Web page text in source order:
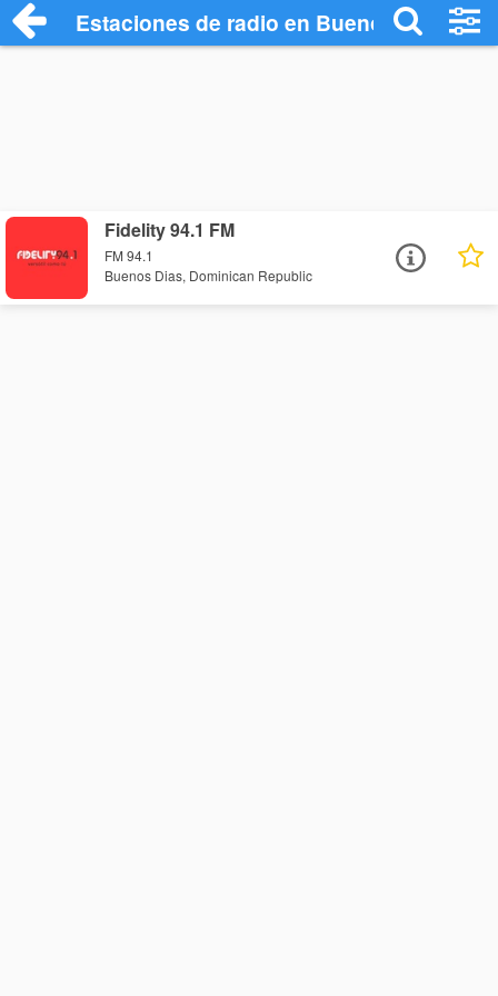
Estaciones de radio en Buenos Dias -
Fidelity 94.1 FM
FM 94.1
Buenos Dias, Dominican Republic